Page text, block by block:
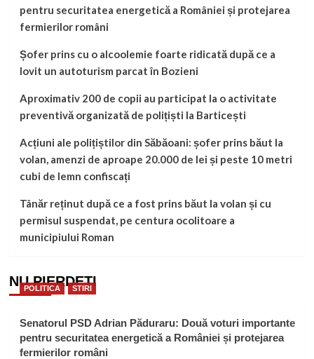
pentru securitatea energetică a României și protejarea
fermierilor români
Șofer prins cu o alcoolemie foarte ridicată după ce a
lovit un autoturism parcat în Bozieni
Aproximativ 200 de copii au participat la o activitate
preventivă organizată de polițiști la Barticești
Acțiuni ale polițiștilor din Săbăoani: șofer prins băut la
volan, amenzi de aproape 20.000 de lei și peste 10 metri
cubi de lemn confiscați
Tânăr reținut după ce a fost prins băut la volan și cu
permisul suspendat, pe centura ocolitoare a
municipiului Roman
NU PIERDEȚI
POLITICA STIRI
Senatorul PSD Adrian Păduraru: Două voturi importante
pentru securitatea energetică a României și protejarea
fermierilor români